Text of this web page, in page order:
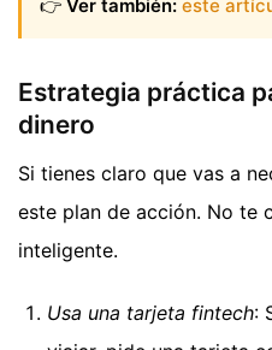
👉 Ver también: este
Estrategia práctica
dinero
Si tienes claro que vas a
este plan de acción. No te
inteligente.
Usa una tarjeta fintech: